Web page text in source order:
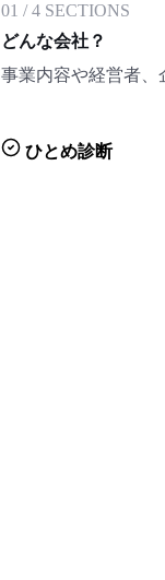
01 /4 SECTIONS
どんな会社？
事業内容や経営者、
ひとめ診断